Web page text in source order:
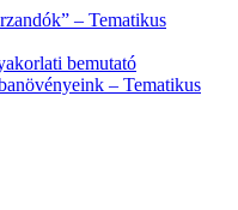
– Tematikus
bemutató
– Tematikus